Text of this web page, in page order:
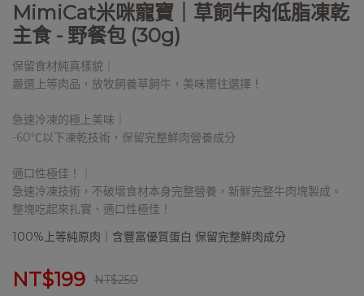
MimiCat米咪寵寶｜草飼牛肉低脂凍乾
主食 - 野餐包 (30g)
保留食材純真樣貌｜
嚴選上等肉品，放牧飼養草飼牛，美味嚮往選擇！
急速冷凍的極上美味｜
-60℃以下凍乾技術，保留完整鮮肉營養成分
適口性極佳！｜
急速冷凍技術，不破壞食材本身完整營養，新鮮完整牛肉塊製成。
整塊吃起來扎實、適口性極佳！
100%上等純原肉｜含豐富優質蛋白 保留完整鮮肉成分
NT$199 NT$250